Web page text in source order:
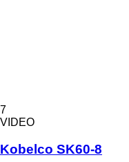
7
VIDEO
Kobelco SK60-8